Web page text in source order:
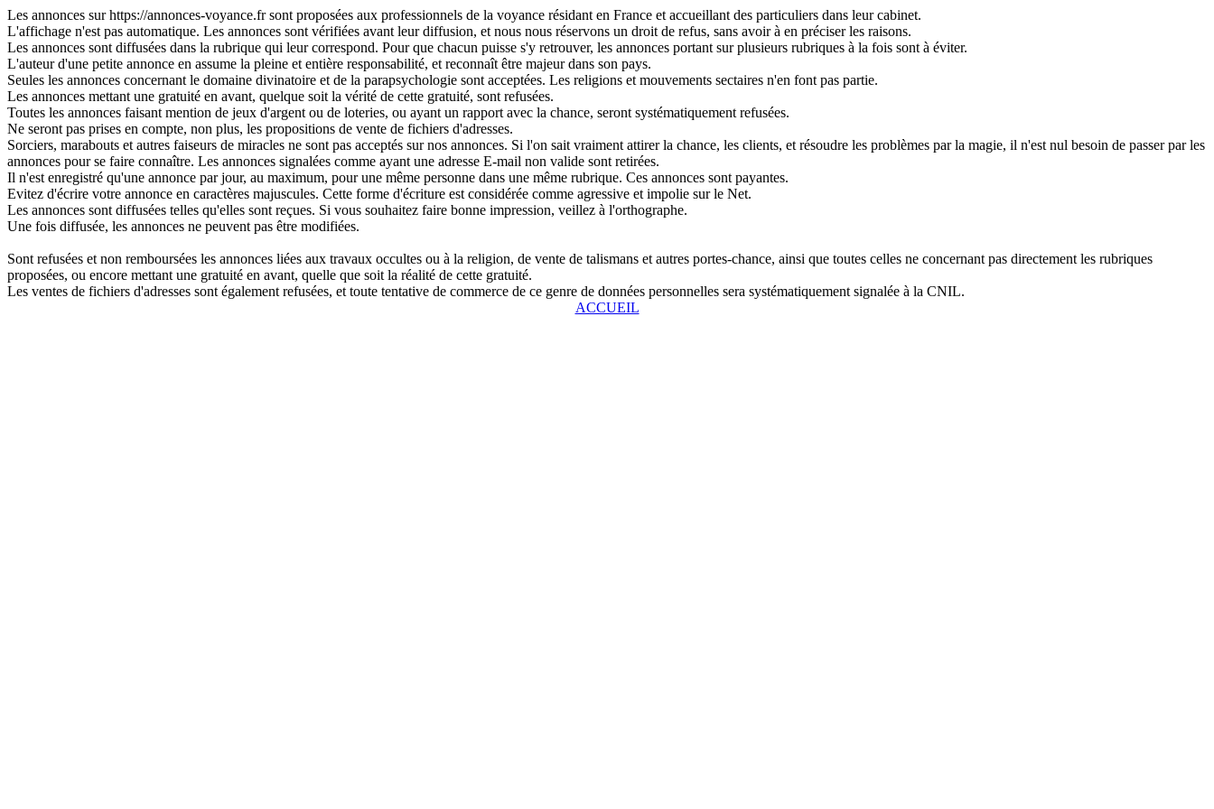
Les annonces sur https://annonces-voyance.fr sont proposées aux professionnels de la voyance résidant en France et accueillant des particuliers dans leur cabinet.
L'affichage n'est pas automatique. Les annonces sont vérifiées avant leur diffusion, et nous nous réservons un droit de refus, sans avoir à en préciser les raisons.
Les annonces sont diffusées dans la rubrique qui leur correspond. Pour que chacun puisse s'y retrouver, les annonces portant sur plusieurs rubriques à la fois sont à éviter.
L'auteur d'une petite annonce en assume la pleine et entière responsabilité, et reconnaît être majeur dans son pays.
Seules les annonces concernant le domaine divinatoire et de la parapsychologie sont acceptées. Les religions et mouvements sectaires n'en font pas partie.
Les annonces mettant une gratuité en avant, quelque soit la vérité de cette gratuité, sont refusées.
Toutes les annonces faisant mention de jeux d'argent ou de loteries, ou ayant un rapport avec la chance, seront systématiquement refusées.
Ne seront pas prises en compte, non plus, les propositions de vente de fichiers d'adresses.
Sorciers, marabouts et autres faiseurs de miracles ne sont pas acceptés sur nos annonces. Si l'on sait vraiment attirer la chance, les clients, et résoudre les problèmes par la magie, il n'est nul besoin de passer par les
annonces pour se faire connaître. Les annonces signalées comme ayant une adresse E-mail non valide sont retirées.
Il n'est enregistré qu'une annonce par jour, au maximum, pour une même personne dans une même rubrique. Ces annonces sont payantes.
Evitez d'écrire votre annonce en caractères majuscules. Cette forme d'écriture est considérée comme agressive et impolie sur le Net.
Les annonces sont diffusées telles qu'elles sont reçues. Si vous souhaitez faire bonne impression, veillez à l'orthographe.
Une fois diffusée, les annonces ne peuvent pas être modifiées.
Sont refusées et non remboursées les annonces liées aux travaux occultes ou à la religion, de vente de talismans et autres portes-chance, ainsi que toutes celles ne concernant pas directement les rubriques
proposées, ou encore mettant une gratuité en avant, quelle que soit la réalité de cette gratuité.
Les ventes de fichiers d'adresses sont également refusées, et toute tentative de commerce de ce genre de données personnelles sera systématiquement signalée à la CNIL.
ACCUEIL